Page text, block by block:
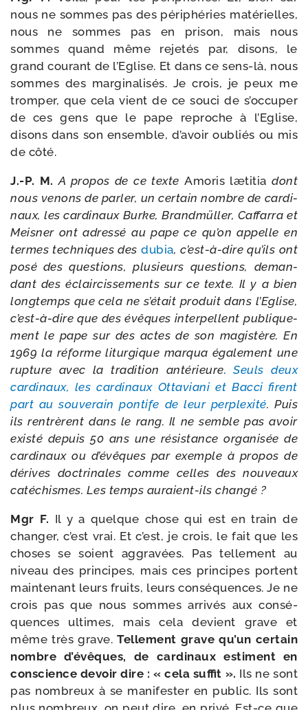
nous ne sommes pas des péri­phé­ries maté­rielles,
nous ne sommes pas en pri­son, mais nous
sommes quand même reje­tés par, disons, le
grand cou­rant de l’Eglise. Et dans ce sens-​là, nous
sommes des mar­gi­na­li­sés. Je crois, je peux me
trom­per, que cela vient de ce sou­ci de s’occuper
de ces gens que le pape reproche à l’Eglise,
disons dans son ensemble, d’avoir oubliés ou mis
de côté.
J.-P. M.A pro­pos de ce texteAmoris læti­tia dont
nous venons de par­ler, un cer­tain nombre de car­di­
naux, les car­di­naux Burke, Brandmüller, Caffarra et
Meisner ont adres­sé au pape ce qu’on appelle en
termes tech­niques des dubia, c’est-à-dire qu’ils ont
posé des ques­tions, plu­sieurs ques­tions, deman­
dant des éclair­cis­se­ments sur ce texte. Il y a bien
long­temps que cela ne s’était pro­duit dans l’Eglise,
c’est-à-dire que des évêques inter­pellent publi­que­
ment le pape sur des actes de son magis­tère. En
1969 la réforme litur­gique mar­qua éga­le­ment une
rup­ture avec la tra­di­tion anté­rieure.Seuls deux
car­di­naux, les car­di­naux Ottaviani et Bacci firent
part au sou­ve­rain pon­tife de leur per­plexi­té. Puis
ils ren­trèrent dans le rang. Il ne semble pas avoir
exis­té depuis 50 ans une résis­tance orga­ni­sée de
car­di­naux ou d’évêques par exemple à pro­pos de
dérives doc­tri­nales comme celles des nou­veaux
caté­chismes. Les temps auraient-​ils changé ?
Mgr F. Il y a quelque chose qui est en train de
chan­ger, c’est vrai. Et c’est, je crois, le fait que les
choses se soient aggra­vées. Pas tel­le­ment au
niveau des prin­cipes, mais ces prin­cipes portent
main­te­nant leurs fruits, leurs consé­quences. Je ne
crois pas que nous sommes arri­vés aux consé­
quences ultimes, mais cela devient grave et
même très grave. Tellement grave qu’un cer­tain
nombre d’évêques, de car­di­naux estiment en
conscience devoir dire : « cela suf­fit ». Ils ne sont
pas nom­breux à se mani­fes­ter en public. Ils sont